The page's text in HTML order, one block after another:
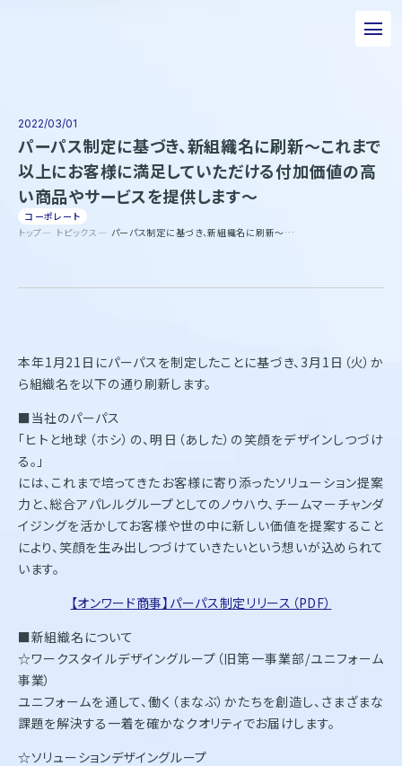
事業について
エピソード
実績紹介
トピックス
採用情報
お問い合わせ
株式会社オンワード樫山
オンワードパーソナルスタイル
〒102－8115
東京都千代田区飯田橋二丁目10－10
TEL：03-5226-1333
Copyright(C)2025 Onward Corporate Design CO., Ltd.
トップ トピックス パーパス制定に基づき、新組織名に刷新～これまで以上にお客様に満足していただける付加価値の高い商品やサービスを提供します～
2022/03/01
パーパス制定に基づき、新組織名に刷新～これまで
以上にお客様に満足していただける付加価値の高
い商品やサービスを提供します～
コーポレート
本年1月21日にパーパスを制定したことに基づき、3月1日（火）か
ら組織名を以下の通り刷新します。
■当社のパーパス
「ヒトと地球（ホシ）の、明日（あした）の笑顔をデザインしつづけ
る。」
には、これまで培ってきたお客様に寄り添ったソリューション提案
力と、総合アパレルグループとしてのノウハウ、チームマーチャンダ
イジングを活かしてお客様や世の中に新しい価値を提案すること
により、笑顔を生み出しつづけていきたいという想いが込められて
います。
【オンワード商事】パーパス制定リリース（PDF）
■新組織名について
☆ワークスタイルデザイングループ（旧第一事業部/ユニフォーム
事業）
ユニフォームを通して、働く（まなぶ）かたちを創造し、さまざまな
課題を解決する一着を確かなクオリティでお届けします。
☆ソリューションデザイングループ